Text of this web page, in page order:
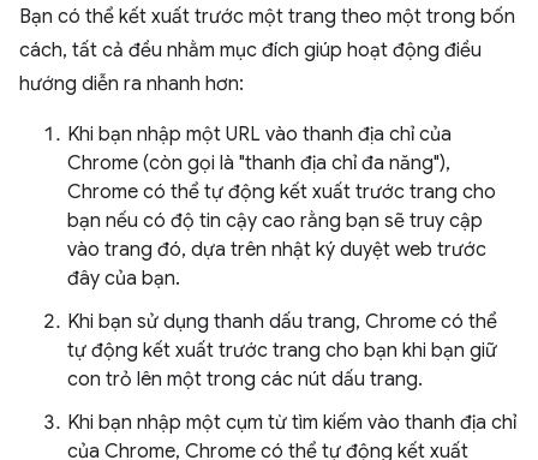
Bạn có thể kết xuất trước một trang theo một trong bốn
cách, tất cả đều nhằm mục đích giúp hoạt động điều
hướng diễn ra nhanh hơn:
Khi bạn nhập một URL vào thanh địa chỉ của
Chrome (còn gọi là "thanh địa chỉ đa năng"),
Chrome có thể tự động kết xuất trước trang cho
bạn nếu có độ tin cậy cao rằng bạn sẽ truy cập
vào trang đó, dựa trên nhật ký duyệt web trước
đây của bạn.
Khi bạn sử dụng thanh dấu trang, Chrome có thể
tự động kết xuất trước trang cho bạn khi bạn giữ
con trỏ lên một trong các nút dấu trang.
Khi bạn nhập một cụm từ tìm kiếm vào thanh địa chỉ
của Chrome, Chrome có thể tự động kết xuất